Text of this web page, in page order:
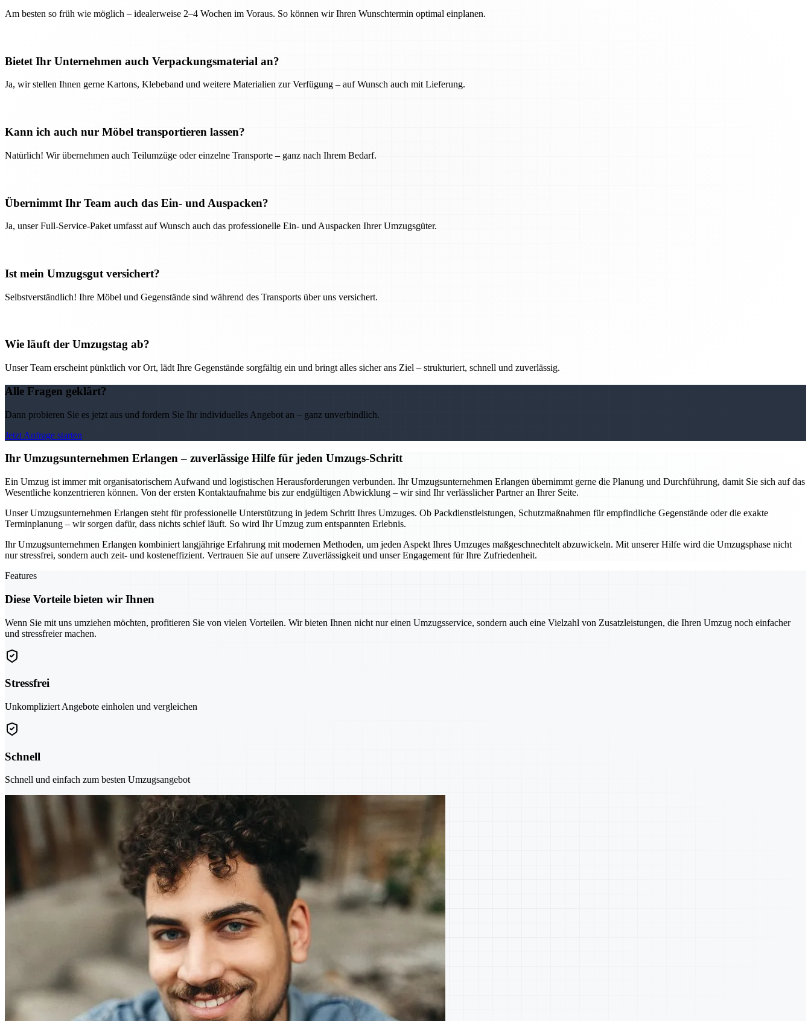
Am besten so früh wie möglich – idealerweise 2–4 Wochen im Voraus. So können wir Ihren Wunschtermin optimal einplanen.
Bietet Ihr Unternehmen auch Verpackungsmaterial an?
Ja, wir stellen Ihnen gerne Kartons, Klebeband und weitere Materialien zur Verfügung – auf Wunsch auch mit Lieferung.
Kann ich auch nur Möbel transportieren lassen?
Natürlich! Wir übernehmen auch Teilumzüge oder einzelne Transporte – ganz nach Ihrem Bedarf.
Übernimmt Ihr Team auch das Ein- und Auspacken?
Ja, unser Full-Service-Paket umfasst auf Wunsch auch das professionelle Ein- und Auspacken Ihrer Umzugsgüter.
Ist mein Umzugsgut versichert?
Selbstverständlich! Ihre Möbel und Gegenstände sind während des Transports über uns versichert.
Wie läuft der Umzugstag ab?
Unser Team erscheint pünktlich vor Ort, lädt Ihre Gegenstände sorgfältig ein und bringt alles sicher ans Ziel – strukturiert, schnell und zuverlässig.
Alle Fragen geklärt?
Dann probieren Sie es jetzt aus und fordern Sie Ihr individuelles Angebot an – ganz unverbindlich.
Jetzt Anfrage starten
Ihr Umzugsunternehmen Erlangen – zuverlässige Hilfe für jeden Umzugs-Schritt
Ein Umzug ist immer mit organisatorischem Aufwand und logistischen Herausforderungen verbunden. Ihr Umzugsunternehmen Erlangen übernimmt gerne die Planung und Durchführung, damit Sie sich auf das
Wesentliche konzentrieren können. Von der ersten Kontaktaufnahme bis zur endgültigen Abwicklung – wir sind Ihr verlässlicher Partner an Ihrer Seite.
Unser Umzugsunternehmen Erlangen steht für professionelle Unterstützung in jedem Schritt Ihres Umzuges. Ob Packdienstleistungen, Schutzmaßnahmen für empfindliche Gegenstände oder die exakte
Terminplanung – wir sorgen dafür, dass nichts schief läuft. So wird Ihr Umzug zum entspannten Erlebnis.
Ihr Umzugsunternehmen Erlangen kombiniert langjährige Erfahrung mit modernen Methoden, um jeden Aspekt Ihres Umzuges maßgeschnechtelt abzuwickeln. Mit unserer Hilfe wird die Umzugsphase nicht
nur stressfrei, sondern auch zeit- und kosteneffizient. Vertrauen Sie auf unsere Zuverlässigkeit und unser Engagement für Ihre Zufriedenheit.
Features
Diese Vorteile bieten wir Ihnen
Wenn Sie mit uns umziehen möchten, profitieren Sie von vielen Vorteilen. Wir bieten Ihnen nicht nur einen Umzugsservice, sondern auch eine Vielzahl von Zusatzleistungen, die Ihren Umzug noch einfacher
und stressfreier machen.
Stressfrei
Unkompliziert Angebote einholen und vergleichen
Schnell
Schnell und einfach zum besten Umzugsangebot